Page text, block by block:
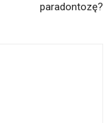
paradontozę?